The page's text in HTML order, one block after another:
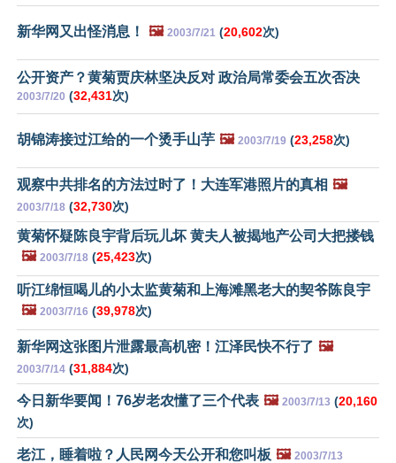
新华网又出怪消息！ 🖼️ 2003/7/21 (20,602次)
公开资产？黄菊贾庆林坚决反对 政治局常委会五次否决
2003/7/20 (32,431次)
胡锦涛接过江给的一个烫手山芋 🖼️ 2003/7/19 (23,258次)
观察中共排名的方法过时了！大连军港照片的真相 🖼️
2003/7/18 (32,730次)
黄菊怀疑陈良宇背后玩儿坏 黄夫人被揭地产公司大把搂钱
🖼️ 2003/7/18 (25,423次)
听江绵恒喝儿的小太监黄菊和上海滩黑老大的契爷陈良宇
🖼️ 2003/7/16 (39,978次)
新华网这张图片泄露最高机密！江泽民快不行了 🖼️
2003/7/14 (31,884次)
今日新华要闻！76岁老农懂了三个代表 🖼️ 2003/7/13 (20,160
次)
老江，睡着啦？人民网今天公开和您叫板 🖼️ 2003/7/13